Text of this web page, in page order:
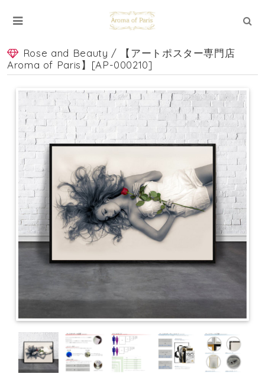
Rose and Beauty / 【アートポスター専門店
Aroma of Paris】[AP-000210]